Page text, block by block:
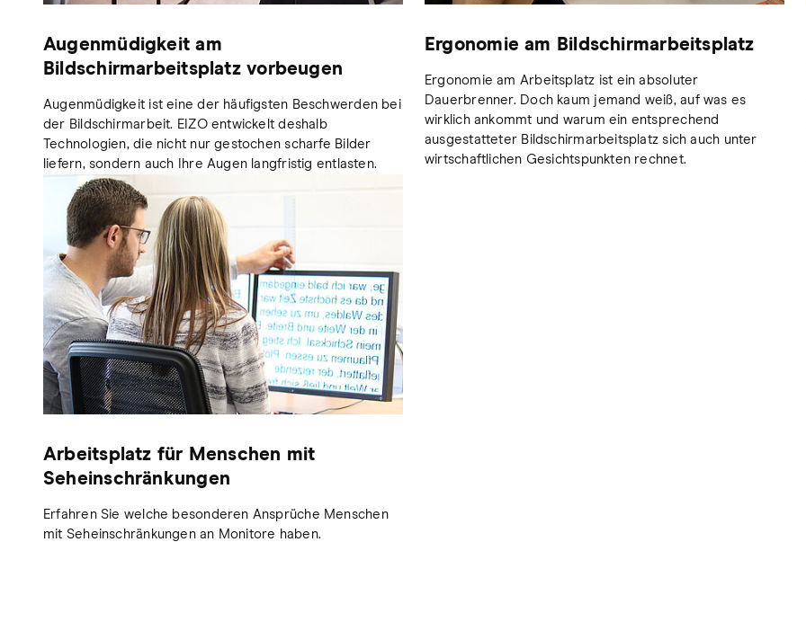
Augenmüdigkeit am
Bildschirmarbeitsplatz vorbeugen
Augenmüdigkeit ist eine der häufigsten Beschwerden bei
der Bildschirmarbeit. EIZO entwickelt deshalb
Technologien, die nicht nur gestochen scharfe Bilder
liefern, sondern auch Ihre Augen langfristig entlasten.
Ergonomie am Bildschirmarbeitsplatz
Ergonomie am Arbeitsplatz ist ein absoluter
Dauerbrenner. Doch kaum jemand weiß, auf was es
wirklich ankommt und warum ein entsprechend
ausgestatteter Bildschirmarbeitsplatz sich auch unter
wirtschaftlichen Gesichtspunkten rechnet.
Arbeitsplatz für Menschen mit
Seheinschränkungen
Erfahren Sie welche besonderen Ansprüche Menschen
mit Seheinschränkungen an Monitore haben.